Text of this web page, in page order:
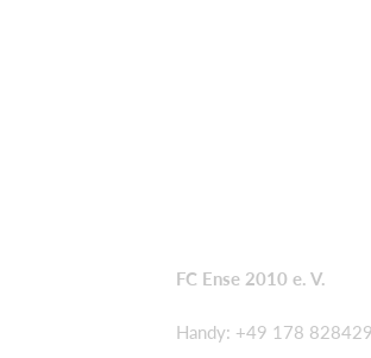
FC Ense 2010 e. V.
Handy: +49 178